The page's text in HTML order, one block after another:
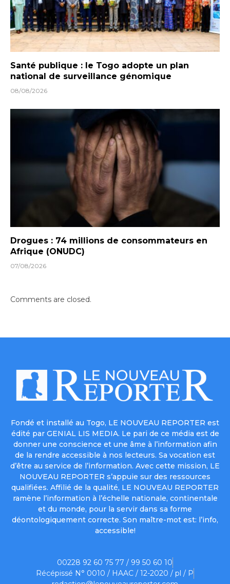
Santé publique : le Togo adopte un plan
national de surveillance génomique
08/08/2026
Drogues : 74 millions de consommateurs en
Afrique (ONUDC)
07/08/2026
Comments are closed.
Fondé et installé au Togo, LE NOUVEAU REPORTER est
édité par GENIAL LIS MEDIA. Le pari de ce média est de
donner une conscience et une âme à l’information afin
de la rendre accessible à nos lecteurs. Sa vocation est
d’être au service de l’information. Avec cette mission, LE
NOUVEAU REPORTER s’appuie sur des ressources
qualifiées. Affilié de la qualité, LE NOUVEAU REPORTER
ramène l’information à l’échelle nationale, continentale
et du monde, pour la servir dans sa forme
déontologiquement correcte. Son maître-mot est: l’info,
accessible!
00228 92 60 75 77 / 99 50 60 10
Récépissé N° 0010 / HAAC / 12-2020 / pl / P